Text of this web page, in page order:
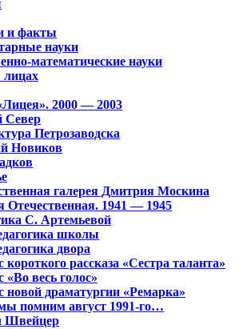
и факты
науки
математические науки
лицах
2000 — 2003
Север
Петрозаводска
Новиков
галерея Дмитрия Москина
Отечественная. 1941 — 1945
С. Артемьевой
школы
двора
короткого рассказа «Сестра таланта»
«Во весь голос»
новой драматургии «Ремарка»
помним август 1991-го…
Швейцер